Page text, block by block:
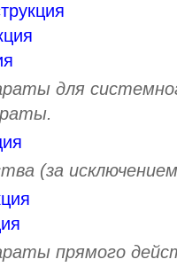
для
(за
прямого